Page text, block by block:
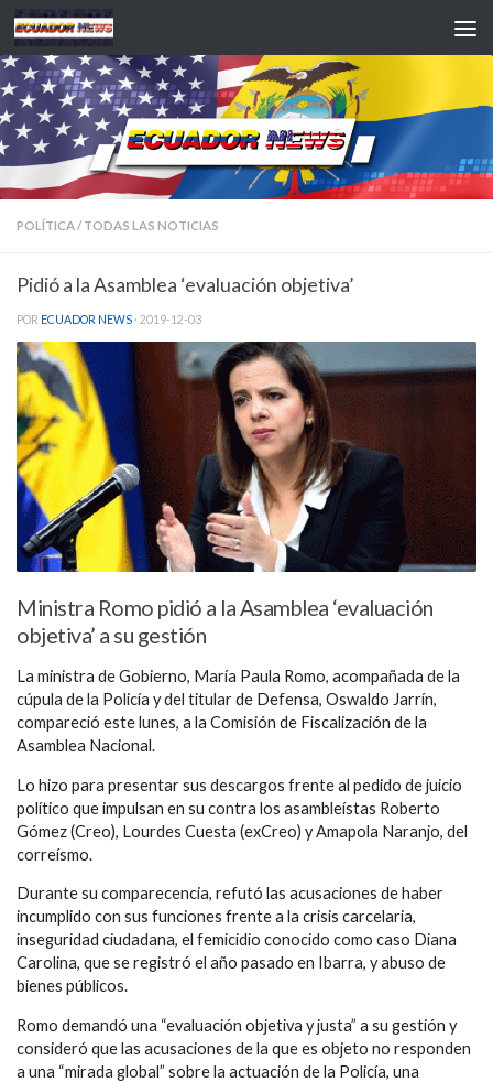
Saltar al contenido
POLÍTICA/ TODAS LAS NOTICIAS
Pidió a la Asamblea ‘evaluación objetiva’
POR ECUADOR NEWS · 2019-12-03
Ministra Romo pidió a la Asamblea ‘evaluación
objetiva’ a su gestión
La ministra de Gobierno, María Paula Romo, acompañada de la
cúpula de la Policía y del titular de Defensa, Oswaldo Jarrín,
compareció este lunes, a la Comisión de Fiscalización de la
Asamblea Nacional.
Lo hizo para presentar sus descargos frente al pedido de juicio
político que impulsan en su contra los asambleístas Roberto
Gómez (Creo), Lourdes Cuesta (exCreo) y Amapola Naranjo, del
correísmo.
Durante su comparecencia, refutó las acusaciones de haber
incumplido con sus funciones frente a la crisis carcelaria,
inseguridad ciudadana, el femicidio conocido como caso Diana
Carolina, que se registró el año pasado en Ibarra, y abuso de
bienes públicos.
Romo demandó una “evaluación objetiva y justa” a su gestión y
consideró que las acusaciones de la que es objeto no responden
a una “mirada global” sobre la actuación de la Policía, una